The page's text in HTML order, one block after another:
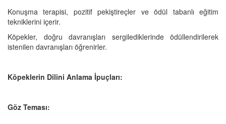
Konuşma terapisi, pozitif pekiştireçler ve ödül tabanlı eğitim
tekniklerini içerir.
Köpekler, doğru davranışları sergilediklerinde ödüllendirilerek
istenilen davranışları öğrenirler.
Köpeklerin Dilini Anlama İpuçları:
Göz Teması: